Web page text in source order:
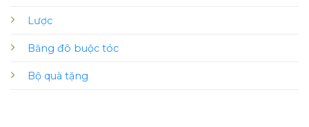
Lược
Băng đô buộc tóc
Bộ quà tặng